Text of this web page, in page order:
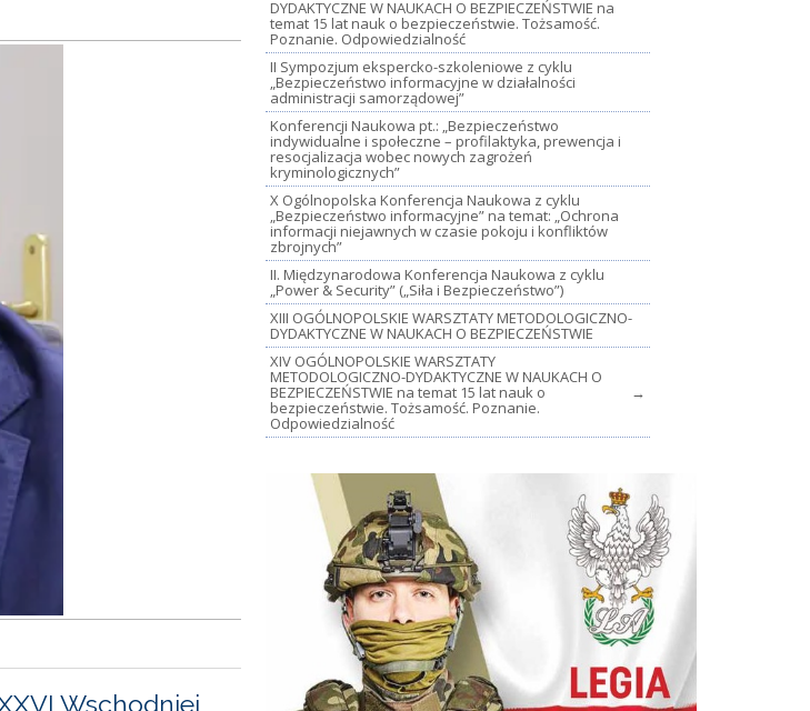
Wschodniej
DYDAKTYCZNE W NAUKACH O BEZPIECZEŃSTWIE na
temat 15 lat nauk o bezpieczeństwie. Tożsamość.
Poznanie. Odpowiedzialność
II Sympozjum ekspercko-szkoleniowe z cyklu
„Bezpieczeństwo informacyjne w działalności
administracji samorządowej”
Konferencji Naukowa pt.: „Bezpieczeństwo
indywidualne i społeczne – profilaktyka, prewencja i
resocjalizacja wobec nowych zagrożeń
kryminologicznych”
X Ogólnopolska Konferencja Naukowa z cyklu
„Bezpieczeństwo informacyjne” na temat: „Ochrona
informacji niejawnych w czasie pokoju i konfliktów
zbrojnych”
II. Międzynarodowa Konferencja Naukowa z cyklu
„Power & Security” („Siła i Bezpieczeństwo”)
XIII OGÓLNOPOLSKIE WARSZTATY METODOLOGICZNO-
DYDAKTYCZNE W NAUKACH O BEZPIECZEŃSTWIE
XIV OGÓLNOPOLSKIE WARSZTATY
METODOLOGICZNO-DYDAKTYCZNE W NAUKACH O
BEZPIECZEŃSTWIE na temat 15 lat nauk o
bezpieczeństwie. Tożsamość. Poznanie.
Odpowiedzialność
→